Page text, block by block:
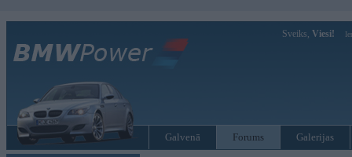
Sveiks, Viesi!
Galvenā Forums Galerijas